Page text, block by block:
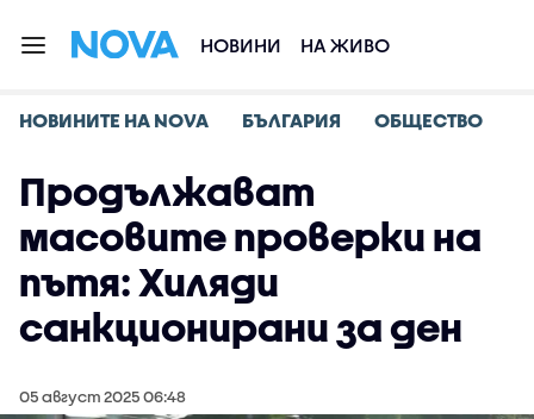
НОВИНИ НА ЖИВО
НОВИНИТЕ НА NOVA БЪЛГАРИЯ ОБЩЕСТВО
Продължават
масовите проверки на
пътя: Хиляди
санкционирани за ден
05 август 2025 06:48